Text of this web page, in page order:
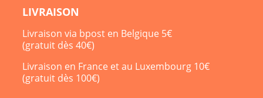
LIVRAISON
Livraison via bpost en Belgique 5€
(gratuit dès 40€)
Livraison en France et au Luxembourg 10€
(gratuit dès 100€)